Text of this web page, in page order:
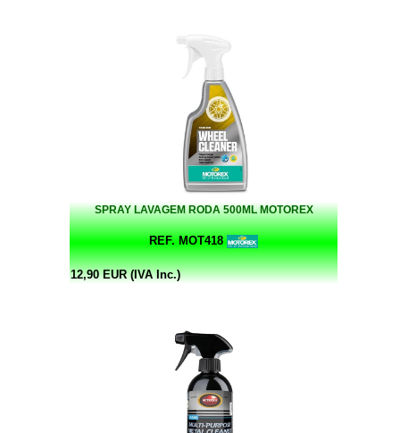
SPRAY LAVAGEM RODA 500ML MOTOREX
REF. MOT418
12,90 EUR (IVA Inc.)